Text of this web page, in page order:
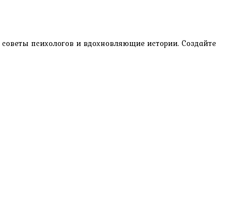
психологов и вдохновляющие истории. Создайте